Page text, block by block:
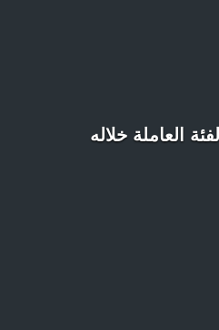
العاملة خلاله